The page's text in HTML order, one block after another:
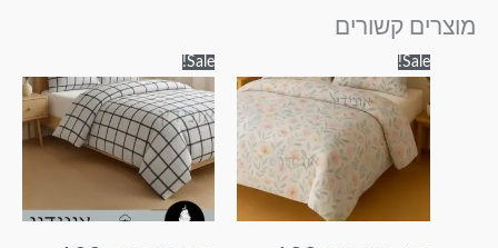
מוצרים קשורים
Sale!
מחירים:
⁦₪95.00⁩
⁦₪300.00⁩
זה
יש
מספר
סוגים.
ניתן
Sale!
מחירים:
⁦₪95.00⁩
עד
⁦₪300.00⁩
זה
יש
מספר
סוגים.
ניתן